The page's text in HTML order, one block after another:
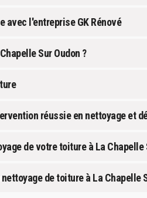
avec l'entreprise GK Rénové
Sur Oudon ?
réussie en nettoyage et
de votre toiture à La Chapelle
de toiture à La Chapelle